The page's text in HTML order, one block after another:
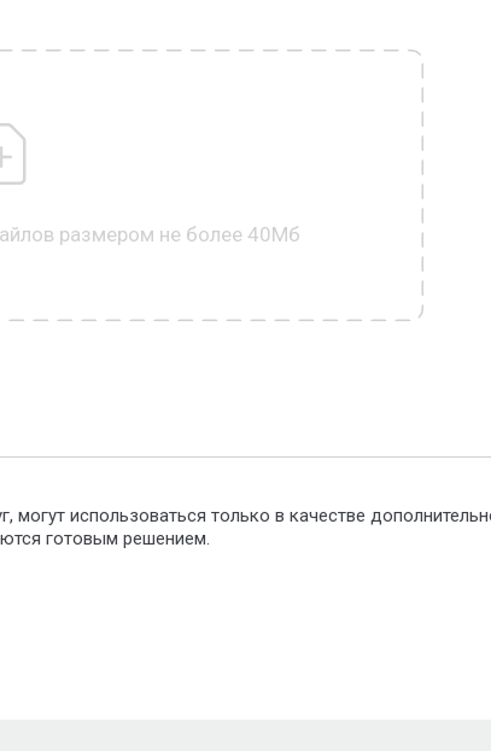
размером не более 40Мб
могут использоваться только в качестве
готовым решением.